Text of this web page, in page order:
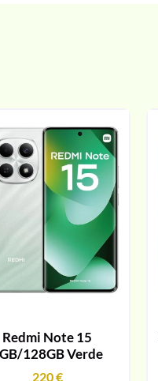
Redmi Note 15
128GB Verde
220€